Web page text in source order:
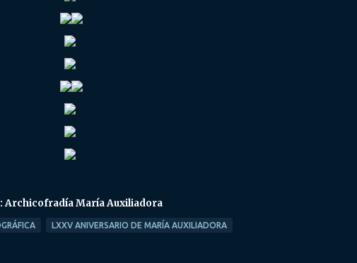
Archicofradía María Auxiliadora
LXXV ANIVERSARIO DE MARÍA AUXILIADORA